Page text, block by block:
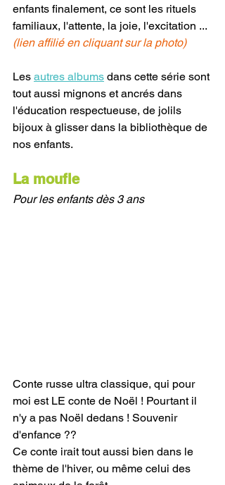
enfants finalement, ce sont les rituels
familiaux, l'attente, la joie, l'excitation ...
(lien affilié en cliquant sur la photo)
Les autres albums dans cette série sont
tout aussi mignons et ancrés dans
l'éducation respectueuse, de jolils
bijoux à glisser dans la bibliothèque de
nos enfants.
La moufle
Pour les enfants dès 3 ans
Conte russe ultra classique, qui pour
moi est LE conte de Noël ! Pourtant il
n'y a pas Noël dedans ! Souvenir
d'enfance ??
Ce conte irait tout aussi bien dans le
thème de l'hiver, ou même celui des